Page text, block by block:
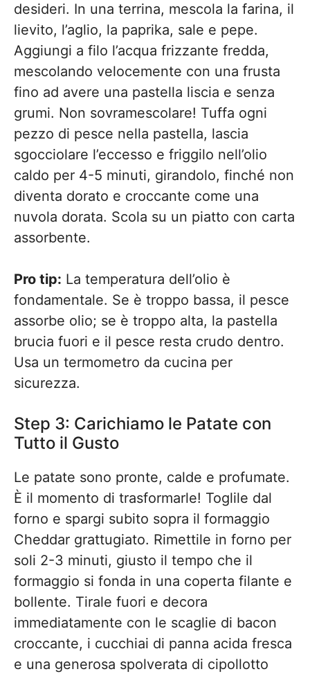
desideri. In una terrina, mescola la farina, il
lievito, l’aglio, la paprika, sale e pepe.
Aggiungi a filo l’acqua frizzante fredda,
mescolando velocemente con una frusta
fino ad avere una pastella liscia e senza
grumi. Non sovramescolare! Tuffa ogni
pezzo di pesce nella pastella, lascia
sgocciolare l’eccesso e friggilo nell’olio
caldo per 4-5 minuti, girandolo, finché non
diventa dorato e croccante come una
nuvola dorata. Scola su un piatto con carta
assorbente.
Pro tip: La temperatura dell’olio è
fondamentale. Se è troppo bassa, il pesce
assorbe olio; se è troppo alta, la pastella
brucia fuori e il pesce resta crudo dentro.
Usa un termometro da cucina per
sicurezza.
Step 3: Carichiamo le Patate con
Tutto il Gusto
Le patate sono pronte, calde e profumate.
È il momento di trasformarle! Toglile dal
forno e spargi subito sopra il formaggio
Cheddar grattugiato. Rimettile in forno per
soli 2-3 minuti, giusto il tempo che il
formaggio si fonda in una coperta filante e
bollente. Tirale fuori e decora
immediatamente con le scaglie di bacon
croccante, i cucchiai di panna acida fresca
e una generosa spolverata di cipollotto